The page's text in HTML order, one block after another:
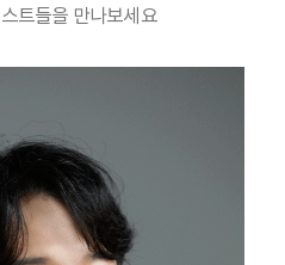
트들을 만나보세요